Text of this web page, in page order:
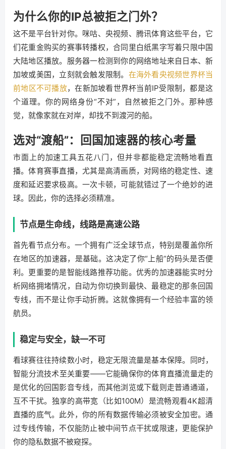
为什么你的IP总被拒之门外？
这不是平台针对你。咪咕、央视频、腾讯体育这些平台，它
们花重金购买的赛事转播权，合同里白纸黑字写着只限中国
大陆地区播放。服务器一检测到你的网络地址来自日本、新
加坡或美国，立刻就会触发限制。 在海外看央视频世界杯当
前地区不可播放，在新加坡看世界杯当前IP受限制，都是这
个道理。你的网络身份“不对”，自然被拒之门外。那种感
觉，就像家就在对岸，却找不到渡河的船。
选对“渡船”：回国加速器的核心考量
市面上的加速工具五花八门，但并非都能稳定流畅地看直
播。体育赛事直播，尤其是高清画质，对网络的稳定性、速
度和延迟要求极高。一次卡顿，可能就错过了一个绝妙的进
球。因此，你的选择必须精准。
节点是生命线，线路是高速公路
首先看节点分布。一个拥有广泛全球节点，特别是覆盖你所
在地区的加速器，是基础。这决定了你“上船”的码头是否便
利。更重要的是智能线路推荐功能。优秀的加速器能实时分
析网络拥堵情况，自动为你切换到最快、最稳定的那条回国
专线，而不是让你手动折腾。这就像拥有一个经验丰富的领
航员。
稳定与安全，缺一不可
看球赛往往持续数小时，稳定无限流量是基本保障。同时，
智能分流技术至关重要——它能确保你的体育直播流量走的
是优化的回国影音专线，而其他浏览或下载则走普通通道，
互不干扰。独享的高带宽（比如100M）是流畅观看4K超清
直播的底气。此外，你的所有数据传输必须被安全加密。通
过专线传输，不仅能防止被中间节点干扰或限速，更能保护
你的隐私数据不被窥探。